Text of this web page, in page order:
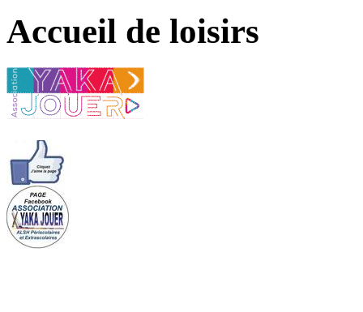
Accueil de loisirs